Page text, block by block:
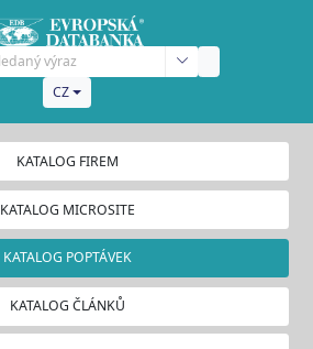
CZ
KATALOG FIREM
KATALOG MICROSITE
KATALOG POPTÁVEK
KATALOG ČLÁNKŮ